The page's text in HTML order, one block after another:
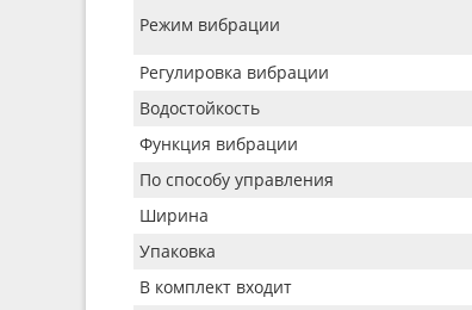
Режим вибрации
Регулировка вибрации
Водостойкость
Функция вибрации
По способу управления
Ширина
Упаковка
В комплект входит